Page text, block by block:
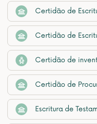
Certidão de
Certidão de
Certidão de
Certidão de
Escritura de